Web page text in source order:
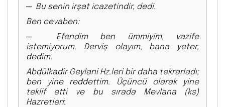
─ Bu senin irşat icazetindir, dedi.
Ben cevaben:
─ Efendim ben ümmiyim, vazife
istemiyorum. Derviş olayım, bana yeter,
dedim.
Abdülkadir Geylani Hz.leri bir daha tekrarladı;
ben yine reddettim. Üçüncü olarak yine
teklif etti ve bu sırada Mevlana (ks)
Hazretleri: